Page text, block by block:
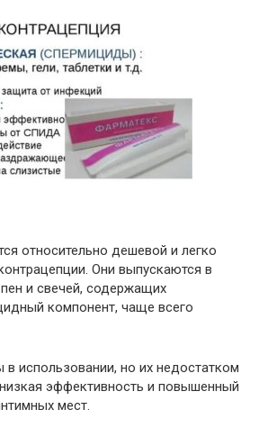
относительно дешевой и легко
Они выпускаются в
и свечей, содержащих
компонент, чаще всего
использовании, но их недостатком
эффективность и повышенный
мест.